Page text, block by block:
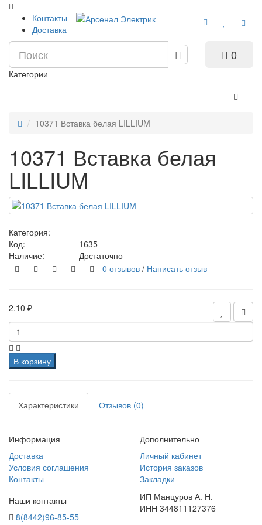
Контакты
Доставка
0
Категории
10371 Вставка белая LILLIUM
10371 Вставка белая
LILLIUM
Категория:
Код:
1635
Наличие:
Достаточно
0 отзывов / Написать отзыв
2.10 ₽
В корзину
Характеристики Отзывов (0)
Информация
Доставка
Условия соглашения
Контакты
Дополнительно
Личный кабинет
История заказов
Закладки
Наши контакты
8(8442)96-85-55
ИП Манцуров А. Н.
ИНН 344811127376